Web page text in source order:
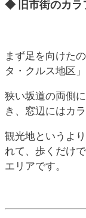
◆ 旧市街のカラ
まず足を向けた
タ・クルス地区」
狭い坂道の両側
き、窓辺にはカ
観光地というよ
れて、歩くだけ
エリアです。